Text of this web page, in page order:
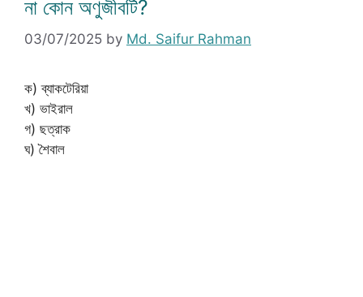
না কোন অণুজীবটি?
03/07/2025 by Md. Saifur Rahman
ক) ব্যাকটেরিয়া
খ) ভাইরাল
গ) ছত্রাক
ঘ) শৈবাল